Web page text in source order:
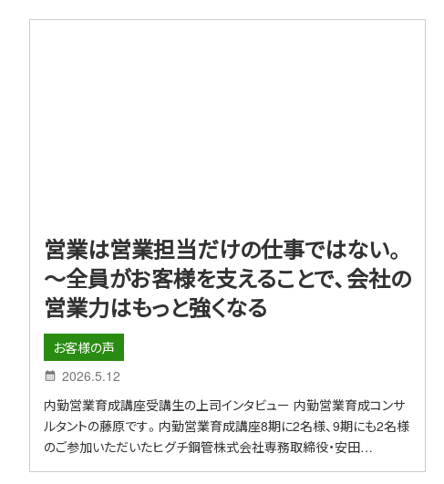
営業は営業担当だけの仕事ではない。
～全員がお客様を支えることで、会社の
営業力はもっと強くなる
お客様の声
2026.5.12
内勤営業育成講座受講生の上司インタビュー 内勤営業育成コンサ
ルタントの藤原です。内勤営業育成講座8期に2名様、9期にも2名様
のご参加いただいたヒグチ鋼管株式会社専務取締役・安田…